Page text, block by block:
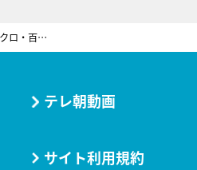
ももクロ・百田夏菜子、クロちゃんの暴言に「私の何を知ってるの!?」と大反論！
テレ朝動画
サイト利用規約